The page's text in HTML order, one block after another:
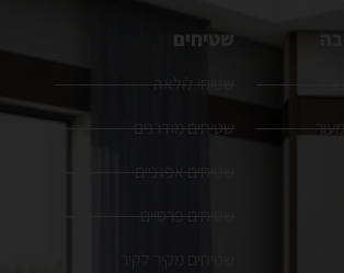
שטיחים
שטיחי לולאה
שטיחים מודרנים
שטיחים אפגניים
שטיחים פרסיים
שטיחים מקיר לקיר